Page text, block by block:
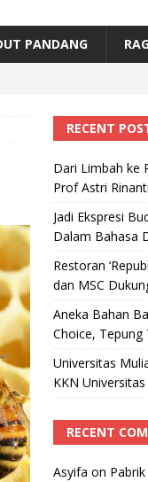
PANDANG
RECENT
Dari Limbah ke
Prof Astri
Jadi Ekspresi
Dalam Bahasa
Restoran
dan MSC
Aneka Bahan
Choice, Tepung
Universitas
KKN
RECENT
Asyifa on